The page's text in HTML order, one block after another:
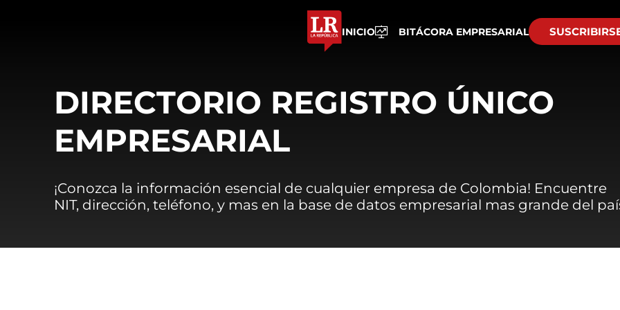
INICIO BITÁCORA EMPRESARIAL
DIRECTORIO REGISTRO ÚNICO
EMPRESARIAL
¡Conozca la información esencial de cualquier empresa de Colombia! Encuentre
NIT, dirección, teléfono, y mas en la base de datos empresarial mas grande del